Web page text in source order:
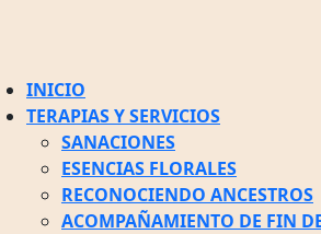
INICIO
TERAPIAS Y SERVICIOS
SANACIONES
ESENCIAS FLORALES
RECONOCIENDO ANCESTROS
ACOMPAÑAMIENTO DE FIN